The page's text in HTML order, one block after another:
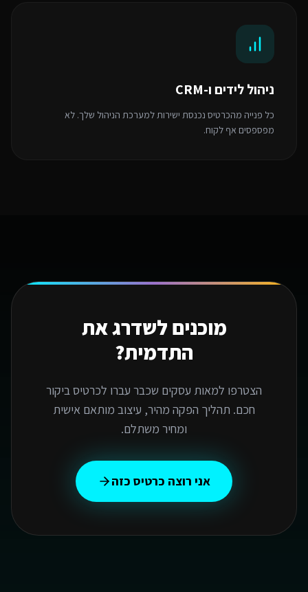
ניהול לידים ו-CRM
כל פנייה מהכרטיס נכנסת ישירות למערכת הניהול שלך. לא
מפספסים אף לקוח.
מוכנים לשדרג את
התדמית?
הצטרפו למאות עסקים שכבר עברו לכרטיס ביקור
חכם. תהליך הפקה מהיר, עיצוב מותאם אישית
ומחיר משתלם.
אני רוצה כרטיס כזה